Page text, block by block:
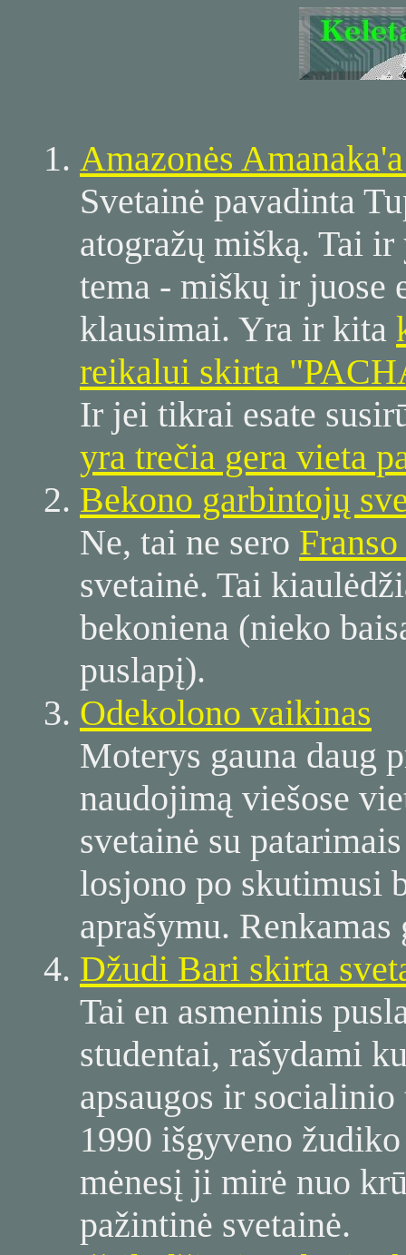
Amazonės
Svetainė pavadinta
atogražų mišką. Tai
tema - miškų ir juose
klausimai. Yra ir kita
reikalui skirta
Ir jei tikrai esate
yra trečia gera vieta
Bekono garbintojų
Ne, tai ne sero
svetainė. Tai
bekoniena (nieko
puslapį).
Odekolono vaikinas
Moterys gauna daug
naudojimą viešose
svetainė su
losjono po skutimusi
aprašymu.
Džudi Bari skirta
Tai en asmeninis
studentai, rašydami
apsaugos ir
1990 išgyveno
mėnesį ji mirė nuo
pažintinė svetainė.